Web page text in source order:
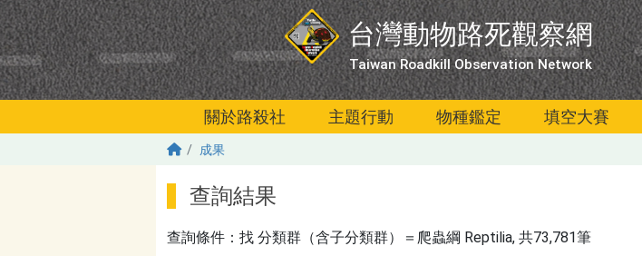
移至主內容
台灣動物路死觀察網
Taiwan Roadkill Observation Network
關於路殺社 主題行動 物種鑑定 填空大賽
成果
查詢結果
查詢條件：找 分類群（含子分類群）＝爬蟲綱 Reptilia, 共73,781筆